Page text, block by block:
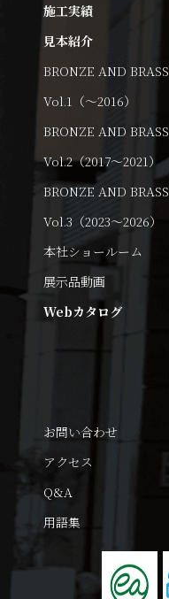
施工実績
見本紹介
BRONZE AND BRASS
Vol.1（～2016）
BRONZE AND BRASS
Vol.2（2017～2021）
BRONZE AND BRASS
Vol.3（2023～2026）
本社ショールーム
展示品動画
Webカタログ
お問い合わせ
アクセス
Q&A
用語集